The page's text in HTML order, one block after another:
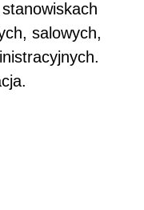
salowych,